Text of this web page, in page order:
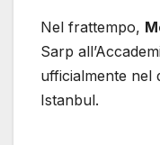
Nel frattempo,
Sarp
ufficialmente nel
Istanbul.